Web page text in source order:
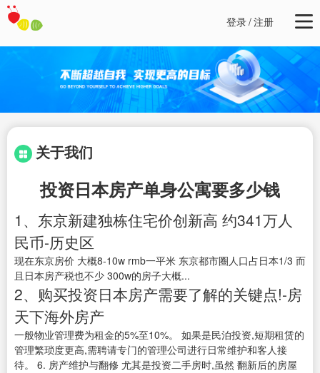
登录/注册
关于我们
投资日本房产单身公寓要多少钱
1、东京新建独栋住宅价创新高 约341万人
民币-历史区
现在东京房价 大概8-10w rmb一平米 东京都市圈人口占日本1/3 而
且日本房产税也不少 300w的房子大概...
2、购买投资日本房产需要了解的关键点!-房
天下海外房产
一般物业管理费为租金的5%至10%。 如果是民泊投资,短期租赁的
管理繁琐度更高,需聘请专门的管理公司进行日常维护和客人接
待。 6. 房产维护与翻修 尤其是投资二手房时,虽然 翻新后的房屋